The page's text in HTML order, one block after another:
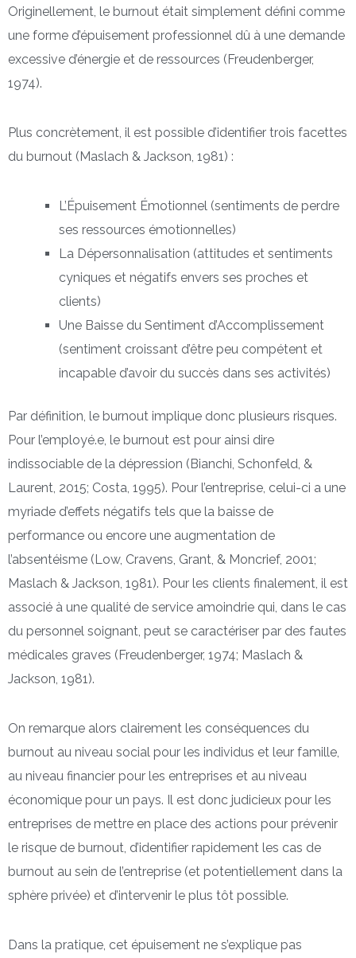
Originellement, le burnout était simplement défini comme
une forme d’épuisement professionnel dû à une demande
excessive d’énergie et de ressources (Freudenberger,
1974).
Plus concrètement, il est possible d’identifier trois facettes
du burnout (Maslach & Jackson, 1981) :
L’Épuisement Émotionnel (sentiments de perdre
ses ressources émotionnelles)
La Dépersonnalisation (attitudes et sentiments
cyniques et négatifs envers ses proches et
clients)
Une Baisse du Sentiment d’Accomplissement
(sentiment croissant d’être peu compétent et
incapable d’avoir du succès dans ses activités)
Par définition, le burnout implique donc plusieurs risques.
Pour l’employé.e, le burnout est pour ainsi dire
indissociable de la dépression (Bianchi, Schonfeld, &
Laurent, 2015; Costa, 1995). Pour l’entreprise, celui-ci a une
myriade d’effets négatifs tels que la baisse de
performance ou encore une augmentation de
l’absentéisme (Low, Cravens, Grant, & Moncrief, 2001;
Maslach & Jackson, 1981). Pour les clients finalement, il est
associé à une qualité de service amoindrie qui, dans le cas
du personnel soignant, peut se caractériser par des fautes
médicales graves (Freudenberger, 1974; Maslach &
Jackson, 1981).
On remarque alors clairement les conséquences du
burnout au niveau social pour les individus et leur famille,
au niveau financier pour les entreprises et au niveau
économique pour un pays. Il est donc judicieux pour les
entreprises de mettre en place des actions pour prévenir
le risque de burnout, d’identifier rapidement les cas de
burnout au sein de l’entreprise (et potentiellement dans la
sphère privée) et d’intervenir le plus tôt possible.
Dans la pratique, cet épuisement ne s’explique pas